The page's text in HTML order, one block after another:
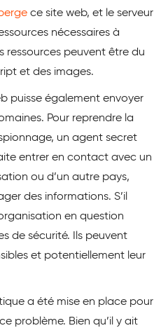
ce site web, et le serveur
nécessaires à
ressources peuvent être du
et des images.
puisse également envoyer
Pour reprendre la
un agent secret
entrer en contact avec un
ou d’un autre pays,
des informations. S’il
en question
de sécurité. Ils peuvent
et potentiellement leur
a été mise en place pour
problème. Bien qu’il y ait